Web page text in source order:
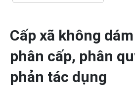
Cấp xã không
phân cấp, phân
phản tác dụng